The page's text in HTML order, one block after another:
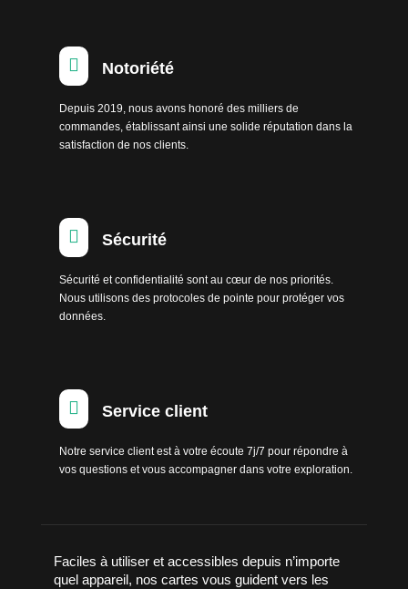
 Notoriété
Depuis 2019, nous avons honoré des milliers de
commandes, établissant ainsi une solide réputation dans la
satisfaction de nos clients.
 Sécurité
Sécurité et confidentialité sont au cœur de nos priorités.
Nous utilisons des protocoles de pointe pour protéger vos
données.
 Service client
Notre service client est à votre écoute 7j/7 pour répondre à
vos questions et vous accompagner dans votre exploration.
Faciles à utiliser et accessibles depuis n’importe
quel appareil, nos cartes vous guident vers les